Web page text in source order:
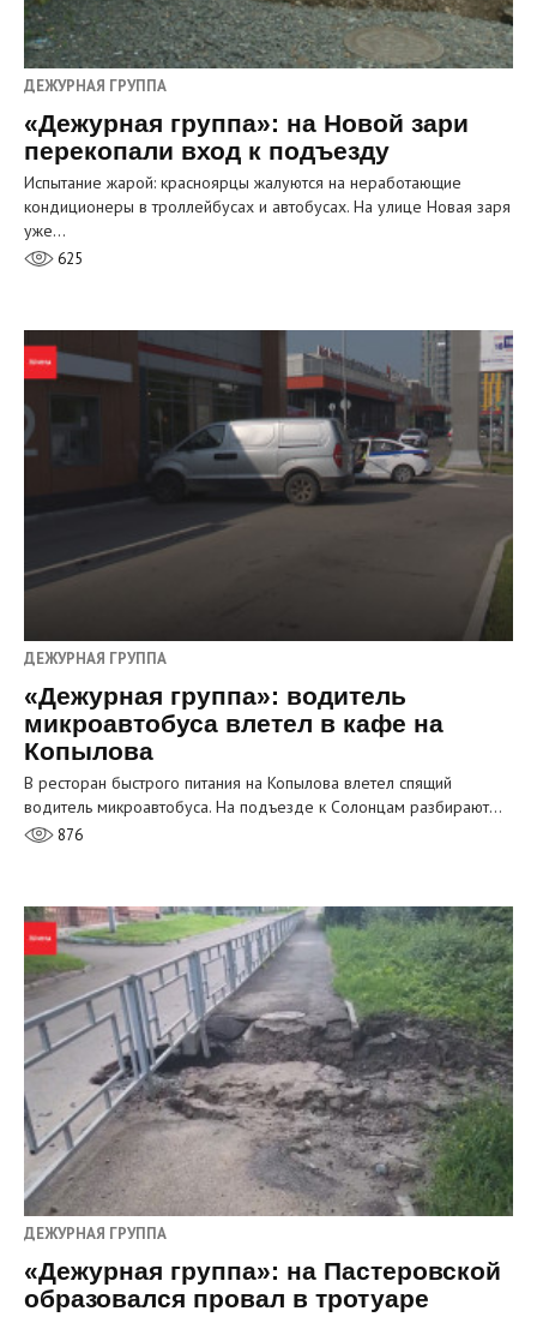
ДЕЖУРНАЯ ГРУППА
«Дежурная группа»: на Новой зари
перекопали вход к подъезду
Испытание жарой: красноярцы жалуются на неработающие
кондиционеры в троллейбусах и автобусах. На улице Новая заря
уже…
625
ДЕЖУРНАЯ ГРУППА
«Дежурная группа»: водитель
микроавтобуса влетел в кафе на
Копылова
В ресторан быстрого питания на Копылова влетел спящий
водитель микроавтобуса. На подъезде к Солонцам разбирают…
876
ДЕЖУРНАЯ ГРУППА
«Дежурная группа»: на Пастеровской
образовался провал в тротуаре